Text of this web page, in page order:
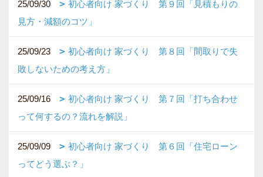
25/09/30
初心者向け 家づくり 第９回「見積もりの
見方・減額のコツ」
25/09/23
初心者向け 家づくり 第８回「間取りで失
敗しないための考え方」
25/09/16
初心者向け 家づくり 第７回「打ち合わせ
って何するの？流れを解説」
25/09/09
初心者向け 家づくり 第６回「住宅ローン
ってどう選ぶ？」